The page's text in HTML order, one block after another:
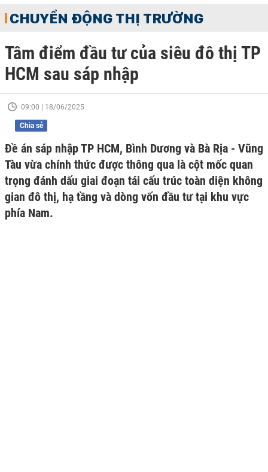
CHUYỂN ĐỘNG THỊ TRƯỜNG
Tâm điểm đầu tư của siêu đô thị TP
HCM sau sáp nhập
09:00 | 18/06/2025
Chia sẻ
Đề án sáp nhập TP HCM, Bình Dương và Bà Rịa - Vũng
Tàu vừa chính thức được thông qua là cột mốc quan
trọng đánh dấu giai đoạn tái cấu trúc toàn diện không
gian đô thị, hạ tầng và dòng vốn đầu tư tại khu vực
phía Nam.